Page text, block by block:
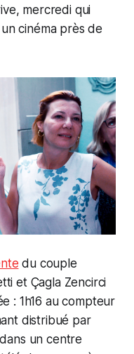
mercredi qui
cinéma près de
du couple
et Çagla Zencirci
: 1h16 au compteur
distribué par
un centre